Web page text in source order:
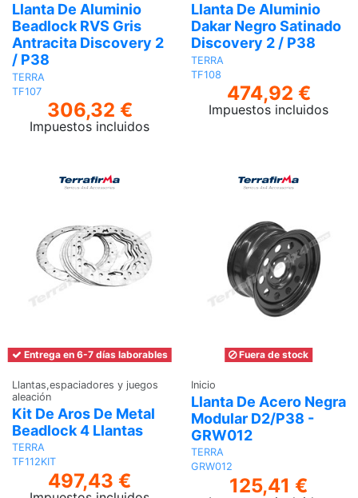
Llanta De Aluminio
Beadlock RVS Gris
Antracita Discovery 2
/ P38
TERRA
TF107
306,32 €
Impuestos incluidos
Llanta De Aluminio
Dakar Negro Satinado
Discovery 2 / P38
TERRA
TF108
474,92 €
Impuestos incluidos
Entrega en 6-7 días laborables
Llantas,espaciadores y juegos
aleación
Kit De Aros De Metal
Beadlock 4 Llantas
TERRA
TF112KIT
497,43 €
Fuera de stock
Inicio
Llanta De Acero Negra
Modular D2/P38 -
GRW012
TERRA
GRW012
125,41 €